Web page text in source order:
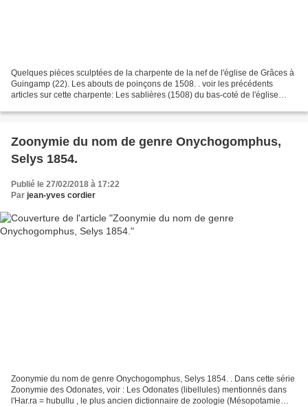
Quelques pièces sculptées de la charpente de la nef de l'église de Grâces à
Guingamp (22). Les abouts de poinçons de 1508. . voir les précédents
articles sur cette charpente: Les sablières (1508) du bas-coté de l'église
Zoonymie du nom de genre Onychogomphus,
Selys 1854.
Publié le 27/02/2018 à 17:22
Par jean-yves cordier
Zoonymie du nom de genre Onychogomphus, Selys 1854. . Dans cette série
Zoonymie des Odonates, voir : Les Odonates (libellules) mentionnés dans
l'Har.ra = hubullu , le plus ancien dictionnaire de zoologie (Mésopotamie